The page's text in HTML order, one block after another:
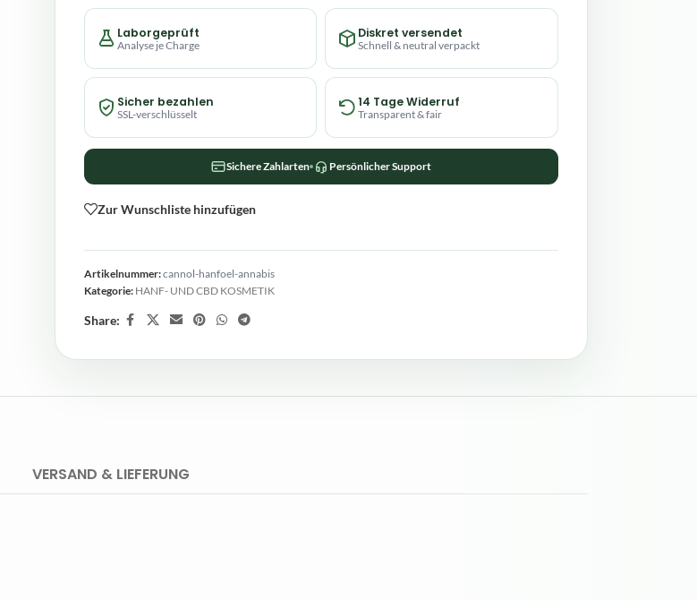
Laborgeprüft
Analyse je Charge
Diskret versendet
Schnell & neutral verpackt
Sicher bezahlen
SSL-verschlüsselt
14 Tage Widerruf
Transparent & fair
Sichere Zahlarten Persönlicher Support
Zur Wunschliste hinzufügen
Artikelnummer:cannol-hanfoel-annabis
Kategorie: HANF- UND CBD KOSMETIK
Share:
VERSAND & LIEFERUNG